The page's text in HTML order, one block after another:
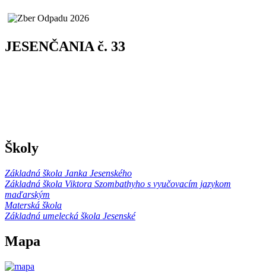
JESENČANIA č. 33
Školy
Základná škola Janka Jesenského
Základná škola Viktora Szombathyho s vyučovacím jazykom
maďarským
Materská škola
Základná umelecká škola Jesenské
Mapa